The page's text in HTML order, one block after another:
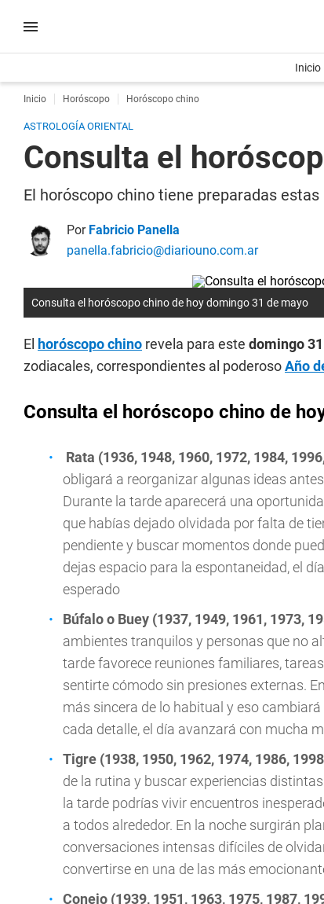
Inicio
Inicio Horóscopo Horóscopo chino
ASTROLOGÍA ORIENTAL
Consulta el
El horóscopo chino tiene preparadas
Por Fabricio Panella
panella.fabricio@diariouno.com.ar
Consulta el horóscopo chino de hoy domingo 31 de mayo
El horóscopo chino revela para este domingo
zodiacales, correspondientes al poderosoAño
Consulta el horóscopo chino de
Rata (1936, 1948, 1960, 1972, 1984,
obligará a reorganizar algunas ideas
Durante la tarde aparecerá una
que habías dejado olvidada por falta de
pendiente y buscar momentos donde
dejas espacio para la espontaneidad, el
esperado
Búfalo o Buey (1937, 1949, 1961, 1973,
ambientes tranquilos y personas que no
tarde favorece reuniones familiares,
sentirte cómodo sin presiones externas.
más sincera de lo habitual y eso
cada detalle, el día avanzará con mucha
Tigre (1938, 1950, 1962, 1974, 1986,
de la rutina y buscar experiencias
la tarde podrías vivir encuentros
a todos alrededor. En la noche surgirán
conversaciones intensas difíciles de
convertirse en una de las más
Conejo (1939, 1951, 1963, 1975, 1987,